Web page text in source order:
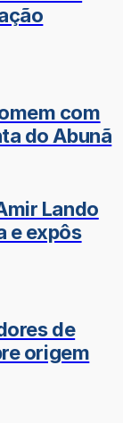
com
do Abunã
Lando
e expôs
de
origem